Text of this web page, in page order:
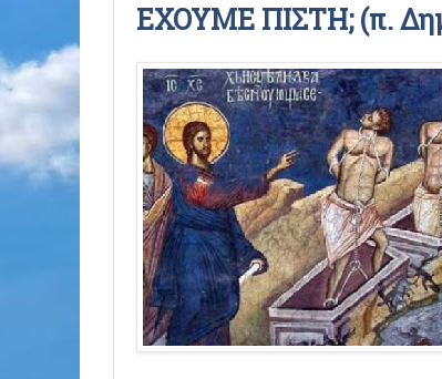
ΠΕΡΙΟΔΟΣ 2016 - 2017
ΠΕΡΙΟΔΟΣ 2015 - 2016
ΠΕΡΙΟΔΟΣ 2014 - 2015
ΕΧΟΥΜΕ ΠΙΣΤΗ; (π.